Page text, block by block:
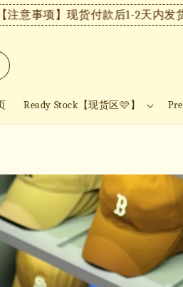
意事项】现货付款后1-2天内发货
Ready Stock【现货区🩷】